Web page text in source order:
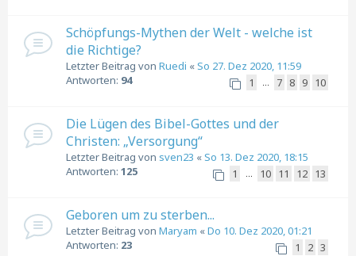
Schöpfungs-Mythen der Welt - welche ist
die Richtige?
Letzter Beitrag von Ruedi «So 27. Dez 2020, 11:59
Antworten: 94 1 … 7 8 9 10
Die Lügen des Bibel-Gottes und der
Christen: „Versorgung“
Letzter Beitrag von sven23 «So 13. Dez 2020, 18:15
Antworten: 125 1 … 10 11 12 13
Geboren um zu sterben...
Letzter Beitrag von Maryam «Do 10. Dez 2020, 01:21
Antworten: 23 1 2 3